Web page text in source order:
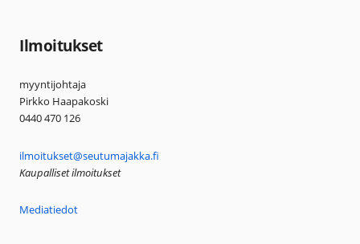
Ilmoitukset
myyntijohtaja
Pirkko Haapakoski
0440 470 126
ilmoitukset@seutumajakka.fi
Kaupalliset ilmoitukset
Mediatiedot